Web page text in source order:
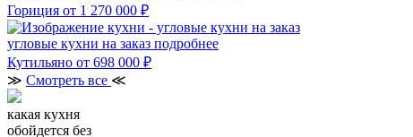
Гориция от 1 270 000 ₽
угловые кухни на заказ подробнее
Кутильяно от 698 000 ₽
≫ Смотреть все ≪
какая кухня
обойдется без